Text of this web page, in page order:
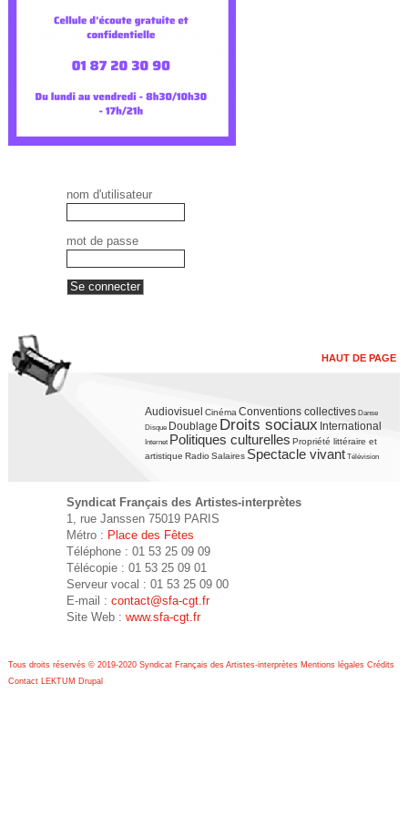
f
nom d'utilisateur
mot de passe
HAUT DE PAGE
Audiovisuel Cinéma Conventions collectives Danse
Disque Doublage Droits sociaux International
Internet Politiques culturelles Propriété littéraire et
artistique Radio Salaires Spectacle vivant Télévision
Syndicat Français des Artistes-interprètes
1, rue Janssen 75019 PARIS
Métro : Place des Fêtes
Téléphone : 01 53 25 09 09
Télécopie : 01 53 25 09 01
Serveur vocal : 01 53 25 09 00
E-mail :contact@sfa-cgt.fr
Site Web :www.sfa-cgt.fr
Tous droits réservés © 2019-2020 Syndicat Français des Artistes-interprètes Mentions légales Crédits
Contact
LEKTUM Drupal